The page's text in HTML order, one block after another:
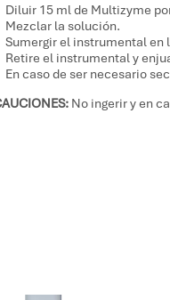
Diluir 15 ml de Multizyme
Mezclar la solución.
Sumergir el instrumental en
Retire el instrumental y
En caso de ser necesario
No ingerir y en